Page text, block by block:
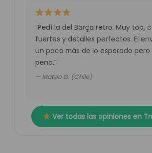
“Pedí la del Barça retro. Muy top,
fuertes y detalles perfectos. El
un poco más de lo esperado pero
pena.”
— Mateo G. (Chile)
Ver todas las opiniones en